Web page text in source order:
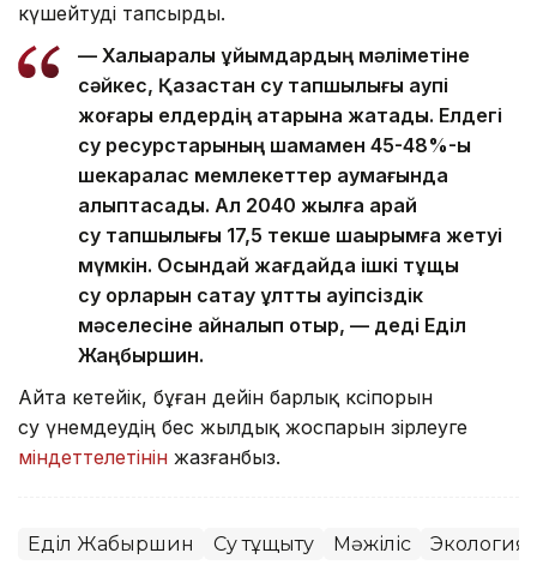
күшейтуді тапсырды.
— Халықаралық ұйымдардың мәліметіне
сәйкес, Қазақстан су тапшылығы қаупі
жоғары елдердің қатарына жатады. Елдегі
су ресурстарының шамамен 45-48%-ы
шекаралас мемлекеттер аумағында
қалыптасады. Ал 2040 жылға қарай
су тапшылығы 17,5 текше шақырымға жетуі
мүмкін. Осындай жағдайда ішкі тұщы
су қорларын сақтау ұлттық қауіпсіздік
мәселесіне айналып отыр, — деді Еділ
Жаңбыршин.
Айта кетейік, бұған дейін барлық кәсіпорын
су үнемдеудің бес жылдық жоспарын әзірлеуге
міндеттелетінін жазғанбыз.
Еділ Жаңбыршин Су тұщыту Мәжіліс Экология